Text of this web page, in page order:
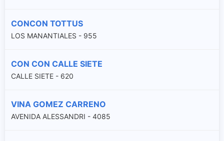
CONCON TOTTUS
LOS MANANTIALES - 955
CON CON CALLE SIETE
CALLE SIETE - 620
VINA GOMEZ CARRENO
AVENIDA ALESSANDRI - 4085